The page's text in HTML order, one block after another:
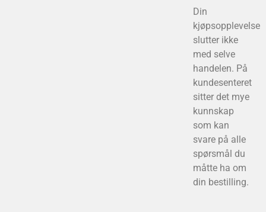
Din
kjøpsopplevelse
slutter ikke
med selve
handelen. På
kundesenteret
sitter det mye
kunnskap
som kan
svare på alle
spørsmål du
måtte ha om
din bestilling.